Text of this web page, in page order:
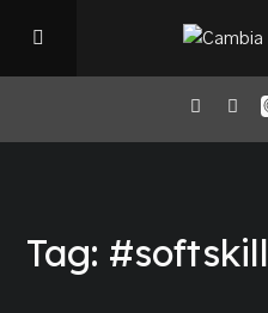
Il Podcast
Tag: #softskill